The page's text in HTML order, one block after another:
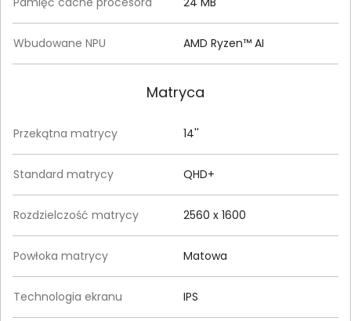
Wbudowane NPU AMD Ryzen™ AI
Matryca
Przekątna matrycy 14''
Standard matrycy QHD+
Rozdzielczość matrycy 2560 x 1600
Powłoka matrycy Matowa
Technologia ekranu IPS